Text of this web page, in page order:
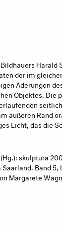
der im
Äderungen
Objektes.
äußeren Rand
Licht, das die
skulptura
Band
Margarete